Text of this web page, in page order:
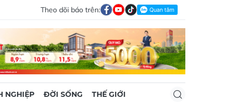
Theo dõi báo trên:
NGHIỆP ĐỜI SỐNG THẾ GIỚI